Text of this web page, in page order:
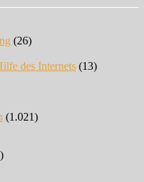
(26)
des Internets (13)
(1.021)